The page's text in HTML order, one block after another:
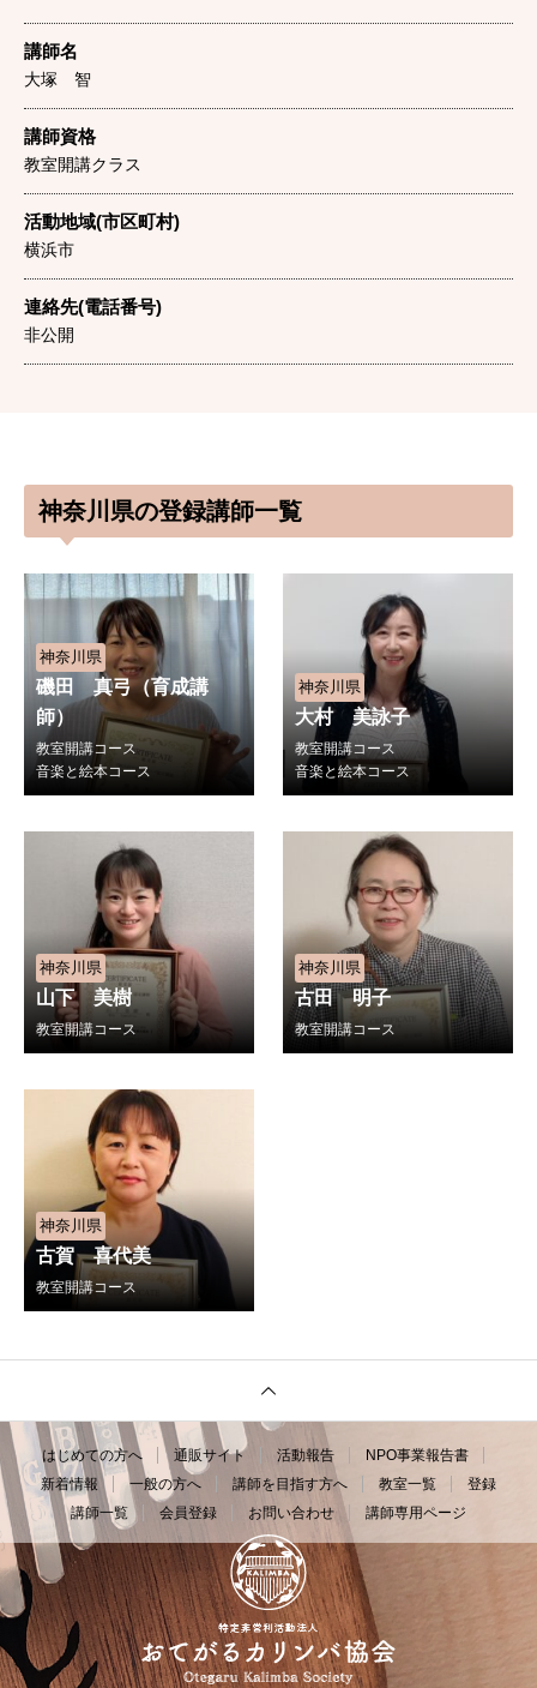
講師名
大塚 智
講師資格
教室開講クラス
活動地域(市区町村)
横浜市
連絡先(電話番号)
非公開
神奈川県の登録講師一覧
神奈川県
磯田 真弓（育成講
師）
教室開講コース
音楽と絵本コース
神奈川県
大村 美詠子
教室開講コース
音楽と絵本コース
神奈川県
山下 美樹
教室開講コース
神奈川県
古田 明子
教室開講コース
神奈川県
古賀 喜代美
教室開講コース
はじめての方へ 通販サイト 活動報告
NPO事業報告書
新着情報
一般の方へ 講師を目指す方へ 教室一覧
登録
講師一覧
会員登録 お問い合わせ 講師専用ページ